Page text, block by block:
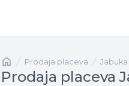
Naslovnaprodaja placeva Jabuka
Prodaja placeva